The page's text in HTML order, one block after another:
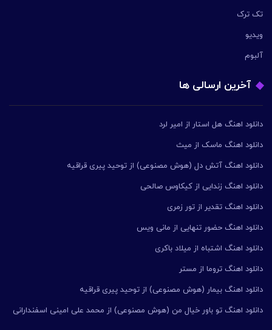
تک ترک
ویدیو
آلبوم
آخرین ارسالی ها
دانلود اهنگ هل استار از امیر لرد
دانلود اهنگ ماسک از میث
دانلود اهنگ آتش دل (هوش مصنوعی) از توحید پیری قراقیه
دانلود اهنگ زندایی از کیکاوس صالحی
دانلود اهنگ تقدیر از تور زمری
دانلود اهنگ حضور تنهایی از مانی ویس
دانلود اهنگ اشتباه از میلاد باکری
دانلود اهنگ تروما از مستر
دانلود اهنگ بیمار (هوش مصنوعی) از توحید پیری قراقیه
دانلود اهنگ تو باور خیال من (هوش مصنوعی) از محمد علی امینی اسفندارانی